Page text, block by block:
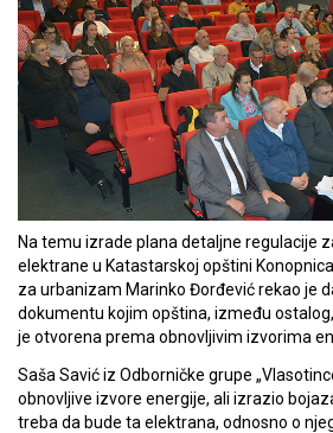
Na temu izrade plana detaljne regulacije
elektrane u Katastarskoj opštini
za urbanizam Marinko Đorđević rekao je
dokumentu kojim opština, između
je otvorena prema obnovljivim izvorima
Saša Savić iz Odborničke grupe
obnovljive izvore energije, ali izrazio
treba da bude ta elektrana, odnosno o